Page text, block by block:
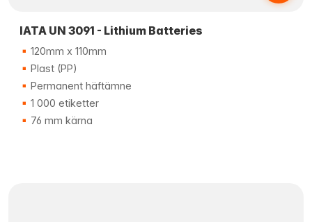
IATA UN 3091 - Lithium Batteries
120mm x 110mm
Plast (PP)
Permanent häftämne
1 000 etiketter
76 mm kärna